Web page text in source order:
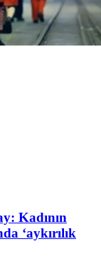
Kadının
‘aykırılık